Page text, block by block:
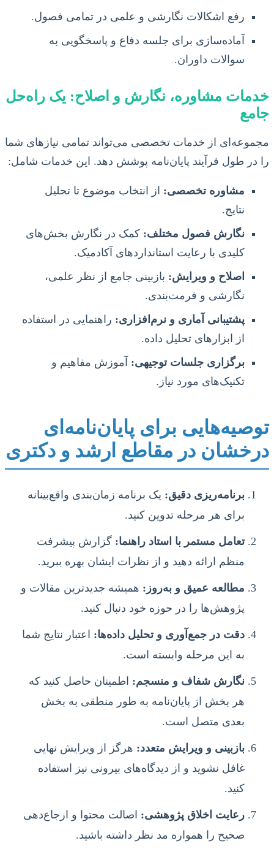
رفع اشکالات نگارشی و علمی در تمامی فصول.
آماده‌سازی برای جلسه دفاع و پاسخگویی به
سوالات داوران.
خدمات مشاوره، نگارش و اصلاح: یک راه‌حل
جامع
مجموعه‌ای از خدمات تخصصی می‌تواند تمامی نیازهای شما
را در طول فرآیند پایان‌نامه پوشش دهد. این خدمات شامل:
مشاوره تخصصی: از انتخاب موضوع تا تحلیل
نتایج.
نگارش فصول مختلف: کمک در نگارش بخش‌های
کلیدی با رعایت استانداردهای آکادمیک.
اصلاح و ویرایش: بازبینی جامع از نظر علمی،
نگارشی و فرمت‌بندی.
پشتیبانی آماری و نرم‌افزاری: راهنمایی در استفاده
از ابزارهای تحلیل داده.
برگزاری جلسات توجیهی: آموزش مفاهیم و
تکنیک‌های مورد نیاز.
توصیه‌هایی برای پایان‌نامه‌ای
درخشان در مقاطع ارشد و دکتری
برنامه‌ریزی دقیق: یک برنامه زمان‌بندی واقع‌بینانه
برای هر مرحله تدوین کنید.
تعامل مستمر با استاد راهنما: گزارش پیشرفت
منظم ارائه دهید و از نظرات ایشان بهره ببرید.
مطالعه عمیق و به‌روز: همیشه جدیدترین مقالات و
پژوهش‌ها را در حوزه خود دنبال کنید.
دقت در جمع‌آوری و تحلیل داده‌ها: اعتبار نتایج شما
به این مرحله وابسته است.
نگارش شفاف و منسجم: اطمینان حاصل کنید که
هر بخش از پایان‌نامه به طور منطقی به بخش
بعدی متصل است.
بازبینی و ویرایش متعدد: هرگز از ویرایش نهایی
غافل نشوید و از دیدگاه‌های بیرونی نیز استفاده
کنید.
رعایت اخلاق پژوهشی: اصالت محتوا و ارجاع‌دهی
صحیح را همواره مد نظر داشته باشید.